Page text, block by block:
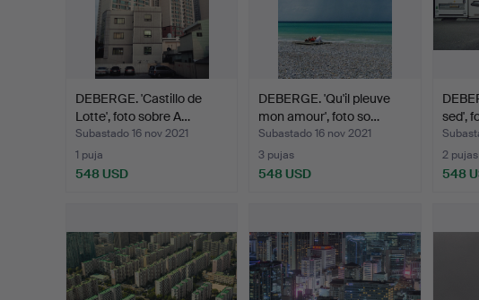
DEBERGE. 'Castillo de
Lotte', foto sobre A…
Subastado 16 nov 2021
1 puja
548 USD
DEBERGE. 'Qu'il pleuve
mon amour', foto so…
Subastado 16 nov 2021
3 pujas
548 USD
sed',
2 pujas
548